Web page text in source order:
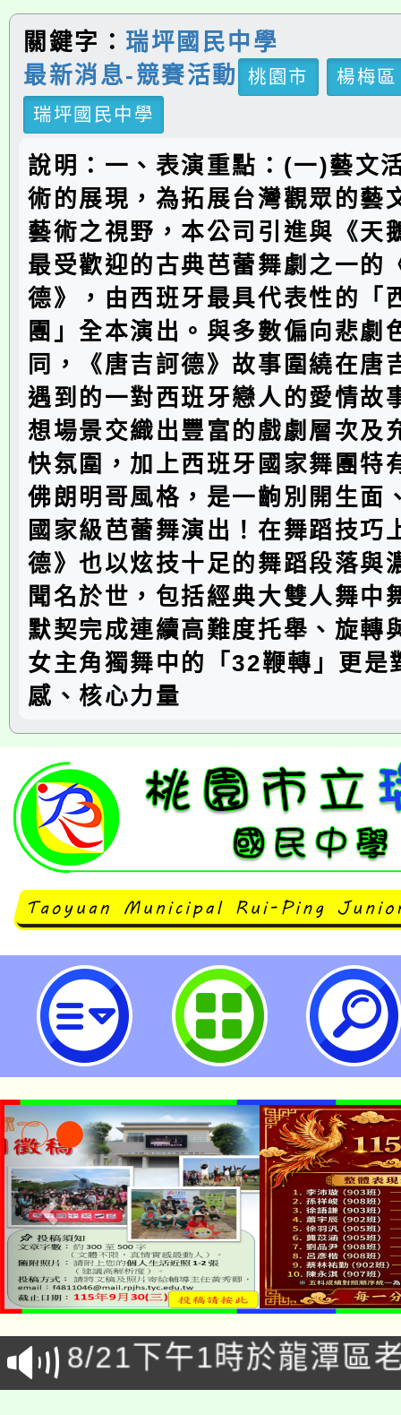
關鍵字： 瑞坪國民中學
最新消息-競賽活動
桃園市
楊梅區
瑞坪國民中學
說明：一、表演重點：(一)藝文
術的展現，為拓展台灣觀眾的藝
藝術之視野，本公司引進與《天
最受歡迎的古典芭蕾舞劇之一的
德》，由西班牙最具代表性的「
團」全本演出。與多數偏向悲劇
同，《唐吉訶德》故事圍繞在唐
遇到的一對西班牙戀人的愛情故
想場景交織出豐富的戲劇層次及
快氛圍，加上西班牙國家舞團特
佛朗明哥風格，是一齣別開生面
國家級芭蕾舞演出！在舞蹈技巧
德》也以炫技十足的舞蹈段落與
聞名於世，包括經典大雙人舞中
默契完成連續高難度托舉、旋轉
女主角獨舞中的「32鞭轉」更是
感、核心力量
neilrpjhstyc網站設計者：徐嘉
「本色祭」8/29、30在
場熱烈登場!
8/21下午1時於龍潭區
徵才活動。
YOUNG桃局內行報名